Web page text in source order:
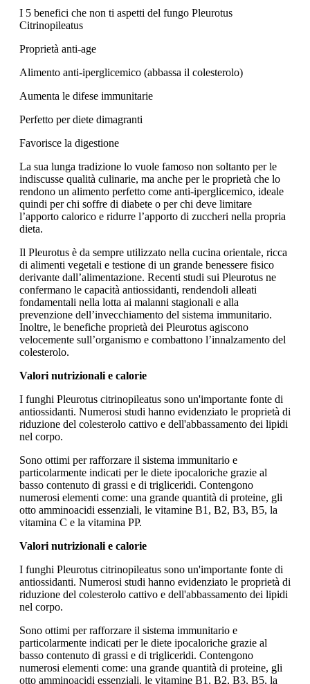
I 5 benefici che non ti aspetti del fungo Pleurotus
Citrinopileatus
Proprietà anti-age
Alimento anti-iperglicemico (abbassa il colesterolo)
Aumenta le difese immunitarie
Perfetto per diete dimagranti
Favorisce la digestione
La sua lunga tradizione lo vuole famoso non soltanto per le
indiscusse qualità culinarie, ma anche per le proprietà che lo
rendono un alimento perfetto come anti-iperglicemico, ideale
quindi per chi soffre di diabete o per chi deve limitare
l’apporto calorico e ridurre l’apporto di zuccheri nella propria
dieta.
Il Pleurotus è da sempre utilizzato nella cucina orientale, ricca
di alimenti vegetali e testione di un grande benessere fisico
derivante dall’alimentazione. Recenti studi sui Pleurotus ne
confermano le capacità antiossidanti, rendendoli alleati
fondamentali nella lotta ai malanni stagionali e alla
prevenzione dell’invecchiamento del sistema immunitario.
Inoltre, le benefiche proprietà dei Pleurotus agiscono
velocemente sull’organismo e combattono l’innalzamento del
colesterolo.
Valori nutrizionali e calorie
I funghi Pleurotus citrinopileatus sono un'importante fonte di
antiossidanti. Numerosi studi hanno evidenziato le proprietà di
riduzione del colesterolo cattivo e dell'abbassamento dei lipidi
nel corpo.
Sono ottimi per rafforzare il sistema immunitario e
particolarmente indicati per le diete ipocaloriche grazie al
basso contenuto di grassi e di trigliceridi. Contengono
numerosi elementi come: una grande quantità di proteine, gli
otto amminoacidi essenziali, le vitamine B1, B2, B3, B5, la
vitamina C e la vitamina PP.
Valori nutrizionali e calorie
I funghi Pleurotus citrinopileatus sono un'importante fonte di
antiossidanti. Numerosi studi hanno evidenziato le proprietà di
riduzione del colesterolo cattivo e dell'abbassamento dei lipidi
nel corpo.
Sono ottimi per rafforzare il sistema immunitario e
particolarmente indicati per le diete ipocaloriche grazie al
basso contenuto di grassi e di trigliceridi. Contengono
numerosi elementi come: una grande quantità di proteine, gli
otto amminoacidi essenziali, le vitamine B1, B2, B3, B5, la